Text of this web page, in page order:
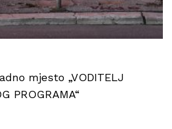
mjesto „VODITELJ
PROGRAMA“